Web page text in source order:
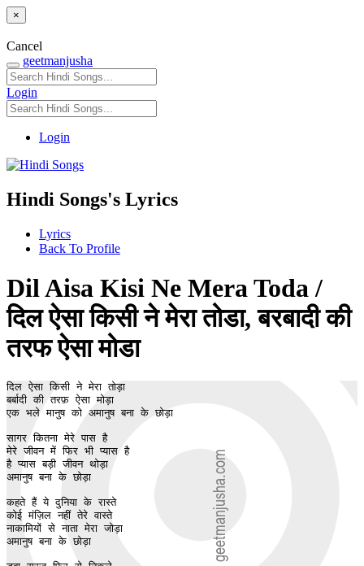
×
Cancel
geetmanjusha
Login
Login
Hindi Songs's Lyrics
Lyrics
Back To Profile
Dil Aisa Kisi Ne Mera Toda /
दिल ऐसा किसी ने मेरा तोडा, बरबादी की
तरफ ऐसा मोडा
दिल ऐसा किसी ने मेरा तोड़ा
बर्बादी की तरफ़ ऐसा मोड़ा
एक भले मानुष को अमानुष बना के छोड़ा
सागर कितना मेरे पास है
मेरे जीवन में फिर भी प्यास है
है प्यास बड़ी जीवन थोड़ा
अमानुष बना के छोड़ा
कहते हैं ये दुनिया के रास्ते
कोई मंज़िल नहीं तेरे वास्ते
नाकामियों से नाता मेरा जोड़ा
अमानुष बना के छोड़ा